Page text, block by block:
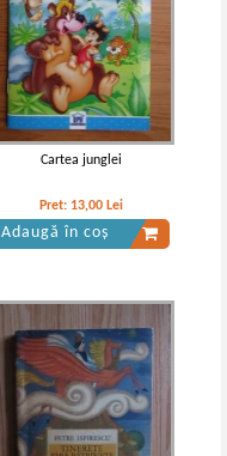
Cartea junglei
Pret: 13,00 Lei
Adaugă în coș